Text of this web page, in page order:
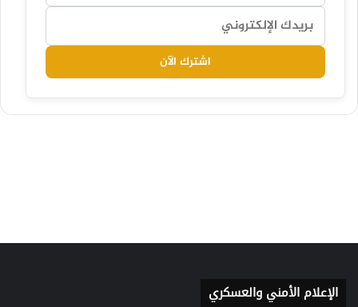
اشترك الآن
الإعلام الأمني والعسكري